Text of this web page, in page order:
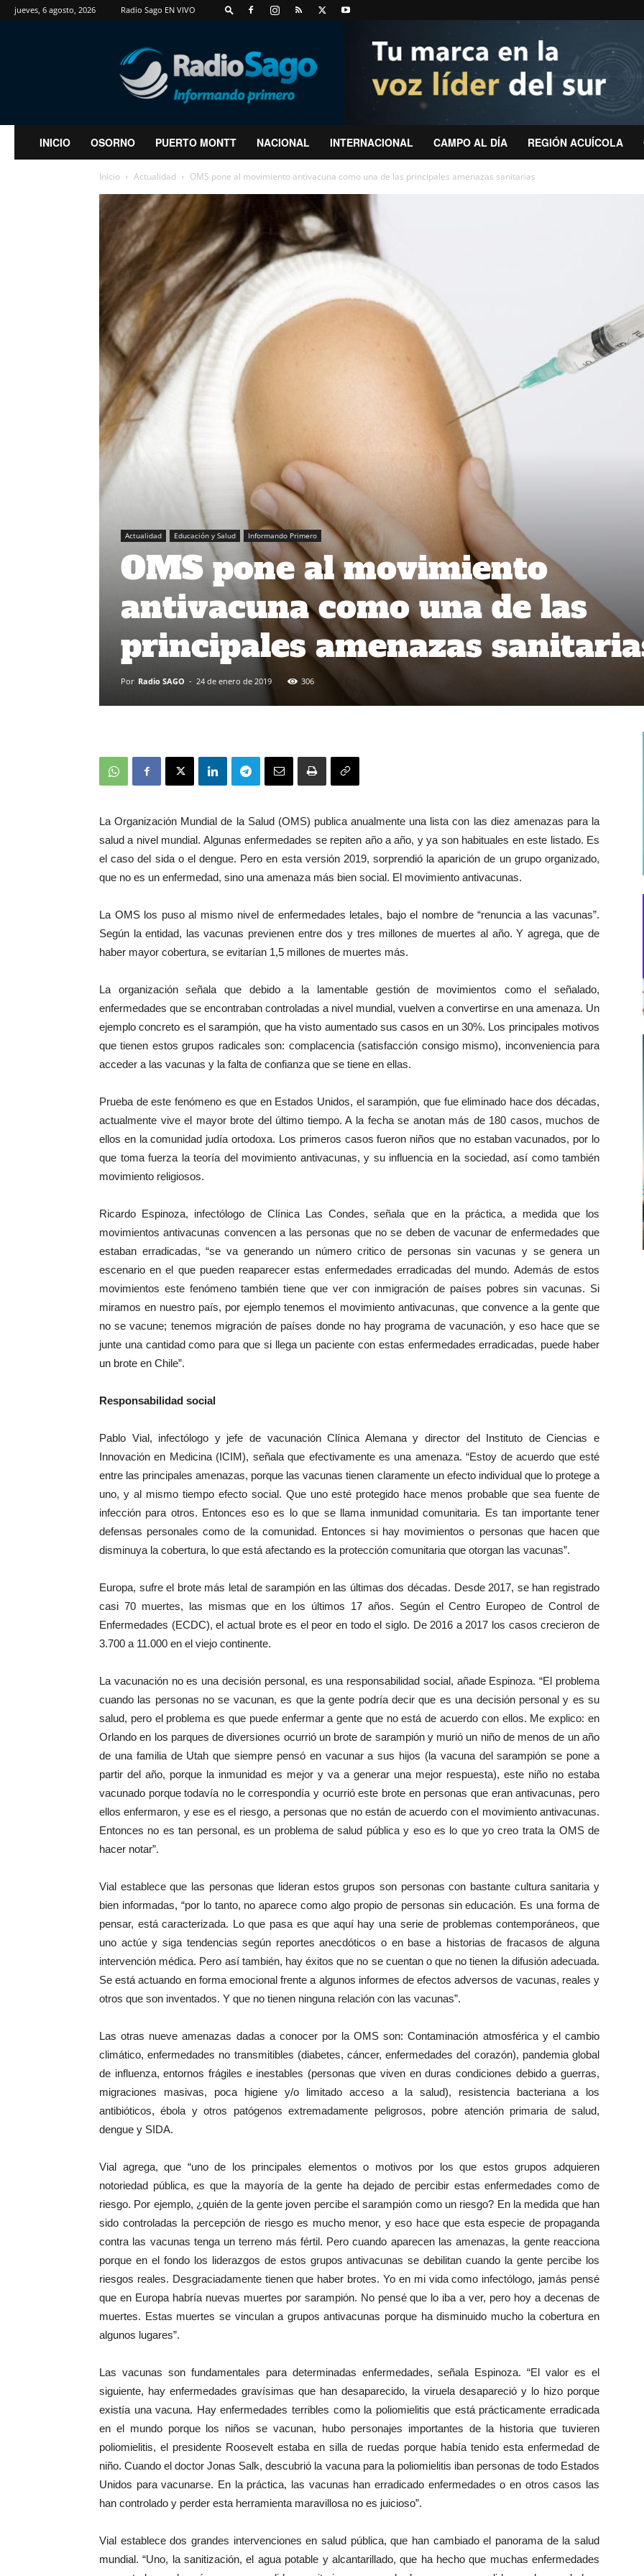
jueves, 6 agosto, 2026 Radio Sago EN VIVO
RadioSago
INICIO OSORNO PUERTO MONTT NACIONAL INTERNACIONAL CAMPO AL DÍA REGIÓN ACUÍCOLA
Inicio Actualidad OMS pone al movimiento antivacuna como una de las principales amenazas sanitarias
Actualidad Educación y Salud Informando Primero
OMS pone al movimiento
antivacuna como una de las
principales amenazas
Por Radio SAGO - 24 de enero de 2019 306
La Organización Mundial de la Salud (OMS) publica anualmente una lista con las diez amenazas para la
salud a nivel mundial. Algunas enfermedades se repiten año a año, y ya son habituales en este listado. Es
el caso del sida o el dengue. Pero en esta versión 2019, sorprendió la aparición de un grupo organizado,
que no es un enfermedad, sino una amenaza más bien social. El movimiento antivacunas.
La OMS los puso al mismo nivel de enfermedades letales, bajo el nombre de “renuncia a las vacunas”.
Según la entidad, las vacunas previenen entre dos y tres millones de muertes al año. Y agrega, que de
haber mayor cobertura, se evitarían 1,5 millones de muertes más.
La organización señala que debido a la lamentable gestión de movimientos como el señalado,
enfermedades que se encontraban controladas a nivel mundial, vuelven a convertirse en una amenaza. Un
ejemplo concreto es el sarampión, que ha visto aumentado sus casos en un 30%. Los principales motivos
que tienen estos grupos radicales son: complacencia (satisfacción consigo mismo), inconveniencia para
acceder a las vacunas y la falta de confianza que se tiene en ellas.
Prueba de este fenómeno es que en Estados Unidos, el sarampión, que fue eliminado hace dos décadas,
actualmente vive el mayor brote del último tiempo. A la fecha se anotan más de 180 casos, muchos de
ellos en la comunidad judía ortodoxa. Los primeros casos fueron niños que no estaban vacunados, por lo
que toma fuerza la teoría del movimiento antivacunas, y su influencia en la sociedad, así como también
movimiento religiosos.
Ricardo Espinoza, infectólogo de Clínica Las Condes, señala que en la práctica, a medida que los
movimientos antivacunas convencen a las personas que no se deben de vacunar de enfermedades que
estaban erradicadas, “se va generando un número critico de personas sin vacunas y se genera un
escenario en el que pueden reaparecer estas enfermedades erradicadas del mundo. Además de estos
movimientos este fenómeno también tiene que ver con inmigración de países pobres sin vacunas. Si
miramos en nuestro país, por ejemplo tenemos el movimiento antivacunas, que convence a la gente que
no se vacune; tenemos migración de países donde no hay programa de vacunación, y eso hace que se
junte una cantidad como para que si llega un paciente con estas enfermedades erradicadas, puede haber
un brote en Chile”.
Responsabilidad social
Pablo Vial, infectólogo y jefe de vacunación Clínica Alemana y director del Instituto de Ciencias e
Innovación en Medicina (ICIM), señala que efectivamente es una amenaza. “Estoy de acuerdo que esté
entre las principales amenazas, porque las vacunas tienen claramente un efecto individual que lo protege a
uno, y al mismo tiempo efecto social. Que uno esté protegido hace menos probable que sea fuente de
infección para otros. Entonces eso es lo que se llama inmunidad comunitaria. Es tan importante tener
defensas personales como de la comunidad. Entonces si hay movimientos o personas que hacen que
disminuya la cobertura, lo que está afectando es la protección comunitaria que otorgan las vacunas”.
Europa, sufre el brote más letal de sarampión en las últimas dos décadas. Desde 2017, se han registrado
casi 70 muertes, las mismas que en los últimos 17 años. Según el Centro Europeo de Control de
Enfermedades (ECDC), el actual brote es el peor en todo el siglo. De 2016 a 2017 los casos crecieron de
3.700 a 11.000 en el viejo continente.
La vacunación no es una decisión personal, es una responsabilidad social, añade Espinoza. “El problema
cuando las personas no se vacunan, es que la gente podría decir que es una decisión personal y es su
salud, pero el problema es que puede enfermar a gente que no está de acuerdo con ellos. Me explico: en
Orlando en los parques de diversiones ocurrió un brote de sarampión y murió un niño de menos de un año
de una familia de Utah que siempre pensó en vacunar a sus hijos (la vacuna del sarampión se pone a
partir del año, porque la inmunidad es mejor y va a generar una mejor respuesta), este niño no estaba
vacunado porque todavía no le correspondía y ocurrió este brote en personas que eran antivacunas, pero
ellos enfermaron, y ese es el riesgo, a personas que no están de acuerdo con el movimiento antivacunas.
Entonces no es tan personal, es un problema de salud pública y eso es lo que yo creo trata la OMS de
hacer notar”.
Vial establece que las personas que lideran estos grupos son personas con bastante cultura sanitaria y
bien informadas, “por lo tanto, no aparece como algo propio de personas sin educación. Es una forma de
pensar, está caracterizada. Lo que pasa es que aquí hay una serie de problemas contemporáneos, que
uno actúe y siga tendencias según reportes anecdóticos o en base a historias de fracasos de alguna
intervención médica. Pero así también, hay éxitos que no se cuentan o que no tienen la difusión adecuada.
Se está actuando en forma emocional frente a algunos informes de efectos adversos de vacunas, reales y
otros que son inventados. Y que no tienen ninguna relación con las vacunas”.
Las otras nueve amenazas dadas a conocer por la OMS son: Contaminación atmosférica y el cambio
climático, enfermedades no transmitibles (diabetes, cáncer, enfermedades del corazón), pandemia global
de influenza, entornos frágiles e inestables (personas que viven en duras condiciones debido a guerras,
migraciones masivas, poca higiene y/o limitado acceso a la salud), resistencia bacteriana a los
antibióticos, ébola y otros patógenos extremadamente peligrosos, pobre atención primaria de salud,
dengue y SIDA.
Vial agrega, que “uno de los principales elementos o motivos por los que estos grupos adquieren
notoriedad pública, es que la mayoría de la gente ha dejado de percibir estas enfermedades como de
riesgo. Por ejemplo, ¿quién de la gente joven percibe el sarampión como un riesgo? En la medida que han
sido controladas la percepción de riesgo es mucho menor, y eso hace que esta especie de propaganda
contra las vacunas tenga un terreno más fértil. Pero cuando aparecen las amenazas, la gente reacciona
porque en el fondo los liderazgos de estos grupos antivacunas se debilitan cuando la gente percibe los
riesgos reales. Desgraciadamente tienen que haber brotes. Yo en mi vida como infectólogo, jamás pensé
que en Europa habría nuevas muertes por sarampión. No pensé que lo iba a ver, pero hoy a decenas de
muertes. Estas muertes se vinculan a grupos antivacunas porque ha disminuido mucho la cobertura en
algunos lugares”.
Las vacunas son fundamentales para determinadas enfermedades, señala Espinoza. “El valor es el
siguiente, hay enfermedades gravísimas que han desaparecido, la viruela desapareció y lo hizo porque
existía una vacuna. Hay enfermedades terribles como la poliomielitis que está prácticamente erradicada
en el mundo porque los niños se vacunan, hubo personajes importantes de la historia que tuvieren
poliomielitis, el presidente Roosevelt estaba en silla de ruedas porque había tenido esta enfermedad de
niño. Cuando el doctor Jonas Salk, descubrió la vacuna para la poliomielitis iban personas de todo Estados
Unidos para vacunarse. En la práctica, las vacunas han erradicado enfermedades o en otros casos las
han controlado y perder esta herramienta maravillosa no es juicioso”.
Vial establece dos grandes intervenciones en salud pública, que han cambiado el panorama de la salud
mundial. “Uno, la sanitización, el agua potable y alcantarillado, que ha hecho que muchas enfermedades